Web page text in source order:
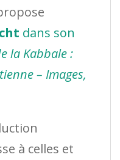
dans son
la Kabbale :
– Images,
à celles et